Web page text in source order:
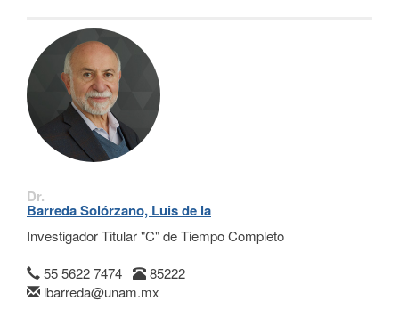
Dr.
Barreda Solórzano, Luis de la
Investigador Titular "C" de Tiempo Completo
55 5622 7474
85222
lbarreda@unam.mx